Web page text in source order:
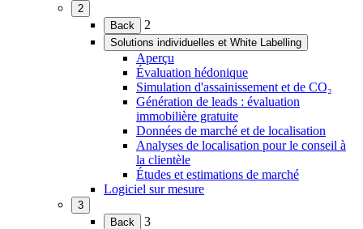
2
(Ouvrir
menu)
Back 2
Solutions individuelles et White Labelling
(Ouvrir
le
menu)
Aperçu
Évaluation hédonique
Simulation d'assainissement et de CO₂
Génération de leads : évaluation
immobilière gratuite
Données de marché et de localisation
Analyses de localisation pour le conseil à
la clientèle
Études et estimations de marché
Logiciel sur mesure
3
(OuvrirBack 3